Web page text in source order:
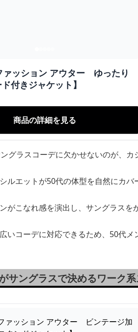
ァッション アウター ゆったり
ド付きジャケット】
商品の詳細を見る
グラスコーデに欠かせないのが、カ
ルエットが50代の体型を自然にカバ
がこなれ感を演出し、サングラスを
いコーデに対応できるため、50代
サングラスで決めるワーク